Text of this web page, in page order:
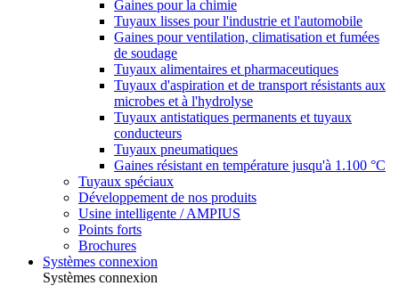
Gaines pour la chimie
Tuyaux lisses pour l'industrie et l'automobile
Gaines pour ventilation, climatisation et fumées
de soudage
Tuyaux alimentaires et pharmaceutiques
Tuyaux d'aspiration et de transport résistants aux
microbes et à l'hydrolyse
Tuyaux antistatiques permanents et tuyaux
conducteurs
Tuyaux pneumatiques
Gaines résistant en température jusqu'à 1.100 °C
Tuyaux spéciaux
Développement de nos produits
Usine intelligente / AMPIUS
Points forts
Brochures
Systèmes connexion
Systèmes connexion